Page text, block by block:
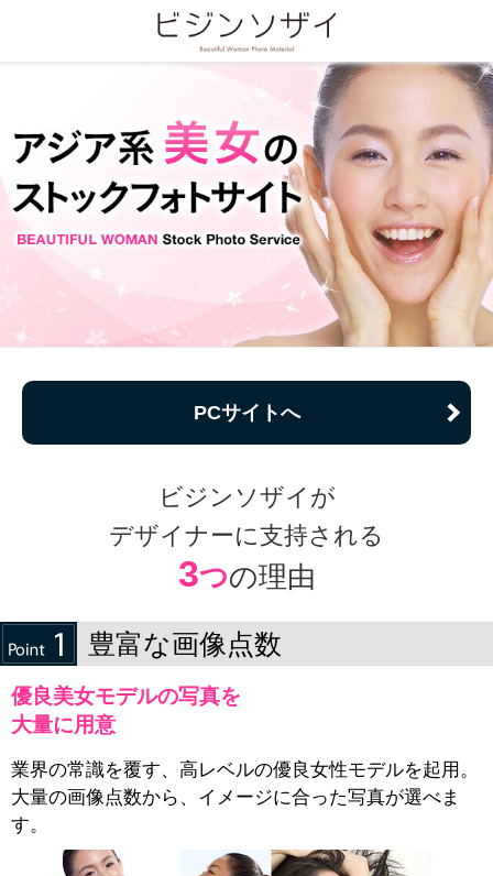
PCサイトへ
ビジンソザイが
デザイナーに支持される
3つの理由
豊富な画像点数
優良美女モデルの写真を
大量に用意
業界の常識を覆す、高レベルの優良女性モデルを起用。
大量の画像点数から、イメージに合った写真が選べま
す。